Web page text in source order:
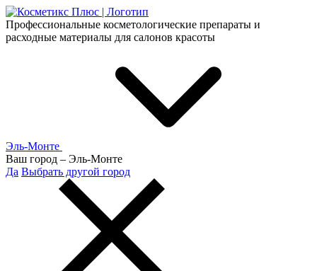
Профессиональные косметологические препараты и
расходные материалы для салонов красоты
Эль-Монте
Ваш город – Эль-Монте
Да Выбрать другой город